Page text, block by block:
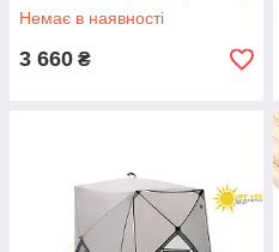
Немає в наявності
3 660 ₴